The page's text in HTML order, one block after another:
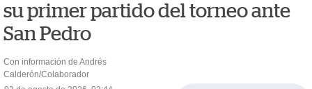
su primer partido del torneo ante
San Pedro
Con información de Andrés
Calderón/Colaborador